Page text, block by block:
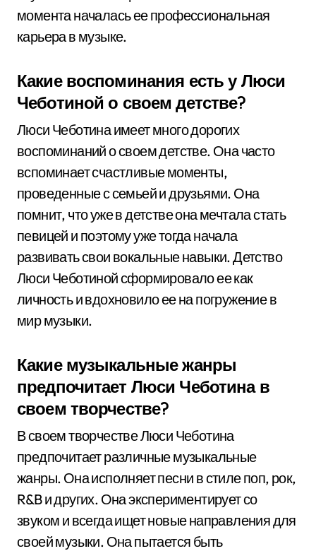
момента началась ее профессиональная
карьера в музыке.
Какие воспоминания есть у Люси
Чеботиной о своем детстве?
Люси Чеботина имеет много дорогих
воспоминаний о своем детстве. Она часто
вспоминает счастливые моменты,
проведенные с семьей и друзьями. Она
помнит, что уже в детстве она мечтала стать
певицей и поэтому уже тогда начала
развивать свои вокальные навыки. Детство
Люси Чеботиной сформировало ее как
личность и вдохновило ее на погружение в
мир музыки.
Какие музыкальные жанры
предпочитает Люси Чеботина в
своем творчестве?
В своем творчестве Люси Чеботина
предпочитает различные музыкальные
жанры. Она исполняет песни в стиле поп, рок,
R&B и других. Она экспериментирует со
звуком и всегда ищет новые направления для
своей музыки. Она пытается быть